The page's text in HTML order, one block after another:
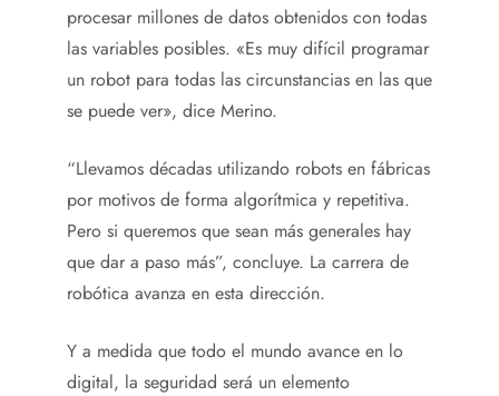
procesar millones de datos obtenidos con todas
las variables posibles. «Es muy difícil programar
un robot para todas las circunstancias en las que
se puede ver», dice Merino.
“Llevamos décadas utilizando robots en fábricas
por motivos de forma algorítmica y repetitiva.
Pero si queremos que sean más generales hay
que dar a paso más”, concluye. La carrera de
robótica avanza en esta dirección.
Y a medida que todo el mundo avance en lo
digital, la seguridad será un elemento